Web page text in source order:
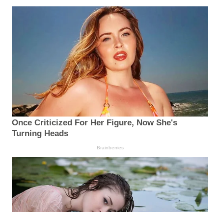
Once Criticized For Her Figure, Now She's
Turning Heads
Brainberries